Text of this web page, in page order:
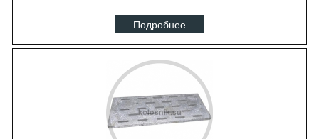
Подробнее